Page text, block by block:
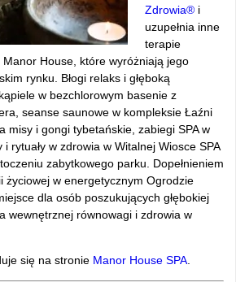
Zdrowia® i
uzupełnia inne
terapie
House, które wyróżniają jego
rynku. Błogi relaks i głęboką
w bezchlorowym basenie z
seanse saunowe w kompleksie Łaźni
misy i gongi tybetańskie, zabiegi SPA w
rytuały w zdrowia w Witalnej Wiosce SPA
zabytkowego parku. Dopełnieniem
życiowej w energetycznym Ogrodzie
dla osób poszukujących głębokiej
wewnętrznej równowagi i zdrowia w
się na stronie Manor House SPA